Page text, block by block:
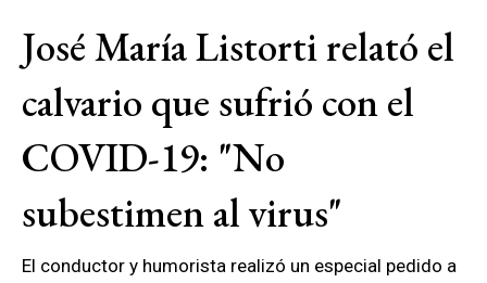
José María Listorti relató el
calvario que sufrió con el
COVID-19: "No
subestimen al virus"
El conductor y humorista realizó un especial pedido a